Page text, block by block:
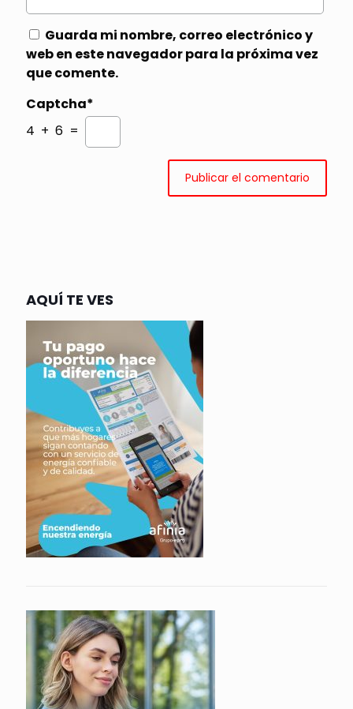
Guarda mi nombre, correo electrónico y
web en este navegador para la próxima vez
que comente.
Captcha*
4 + 6 =
AQUÍ TE VES